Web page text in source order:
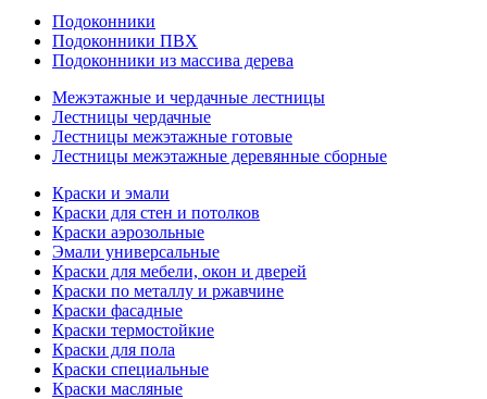
Подоконники
Подоконники ПВХ
Подоконники из массива дерева
Межэтажные и чердачные лестницы
Лестницы чердачные
Лестницы межэтажные готовые
Лестницы межэтажные деревянные сборные
Краски и эмали
Краски для стен и потолков
Краски аэрозольные
Эмали универсальные
Краски для мебели, окон и дверей
Краски по металлу и ржавчине
Краски фасадные
Краски термостойкие
Краски для пола
Краски специальные
Краски масляные